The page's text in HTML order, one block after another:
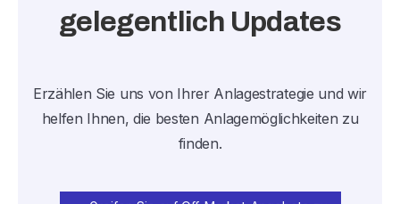
gelegentlich Updates
Erzählen Sie uns von Ihrer Anlagestrategie und wir
helfen Ihnen, die besten Anlagemöglichkeiten zu
finden.